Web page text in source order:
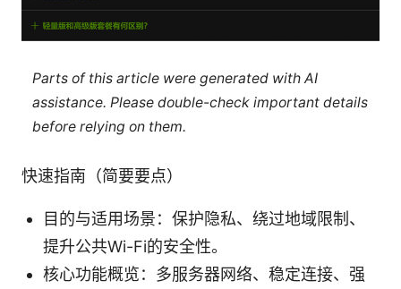
Parts of this article were generated with AI
assistance. Please double-check important details
before relying on them.
快速指南（简要要点）
目的与适用场景：保护隐私、绕过地域限制、
提升公共Wi-Fi的安全性。
核心功能概览：多服务器网络、稳定连接、强